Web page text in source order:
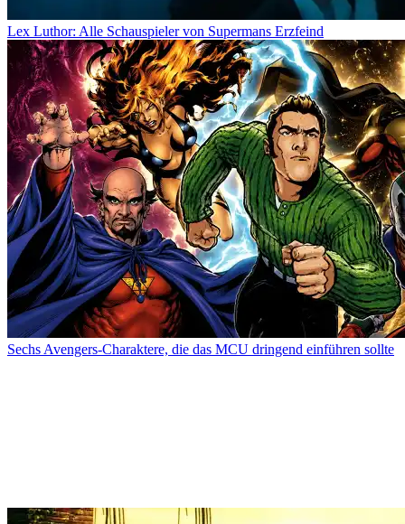
Lex Luthor: Alle Schauspieler von Supermans Erzfeind
Sechs Avengers-Charaktere, die das MCU dringend einführen sollte